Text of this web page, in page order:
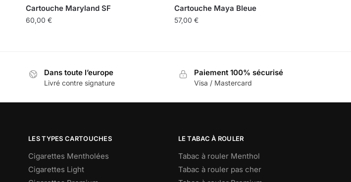
Cartouche Maryland SF
60,00 €
Cartouche Maya Bleue
57,00 €
Dans toute l’europe
Livré contre signature
Paiement 100% sécurisé
Visa / Mastercard
LES TYPES CARTOUCHES
Cigarettes Mentholées
Cigarettes Light
LE TABAC À ROULER
Tabac à rouler Menthol
Tabac à rouler pas cher